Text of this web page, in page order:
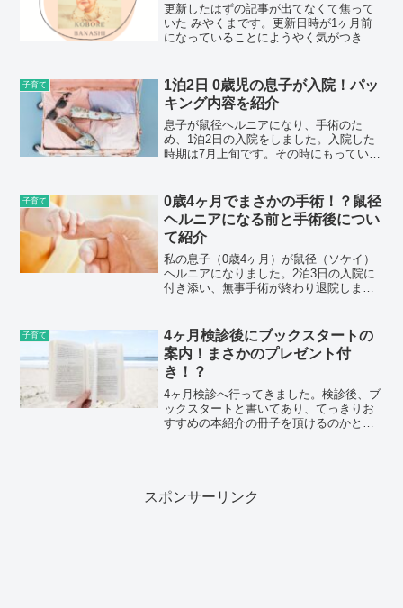
更新したはずの記事が出てなくて焦って
いた みやくまです。更新日時が1ヶ月前
になっていることにようやく気がつきま
むつに現れる青い線はおしっこをしたと
いうサインです。旦那が...
子育て
1泊2日 0歳児の息子が入院！パッ
キング内容を紹介
息子が鼠径ヘルニアになり、手術のた
め、1泊2日の入院をしました。入院した
時期は7月上旬です。その時にもっていっ
す。※入院の経緯や手術について知りた
い方は下記のリンクから...
子育て
0歳4ヶ月でまさかの手術！？鼠径
ヘルニアになる前と手術後につい
て紹介
私の息子（0歳4ヶ月）が鼠径（ソケイ）
ヘルニアになりました。2泊3日の入院に
付き添い、無事手術が終わり退院しまし
かの中にあるはずの腸管が足の付け根
の”すき間”からポッコ...
子育て
4ヶ月検診後にブックスタートの
案内！まさかのプレゼント付
き！？
4ヶ月検診へ行ってきました。検診後、ブ
ックスタートと書いてあり、てっきりお
すすめの本紹介の冊子を頂けるのかと思
スポンサーリンク